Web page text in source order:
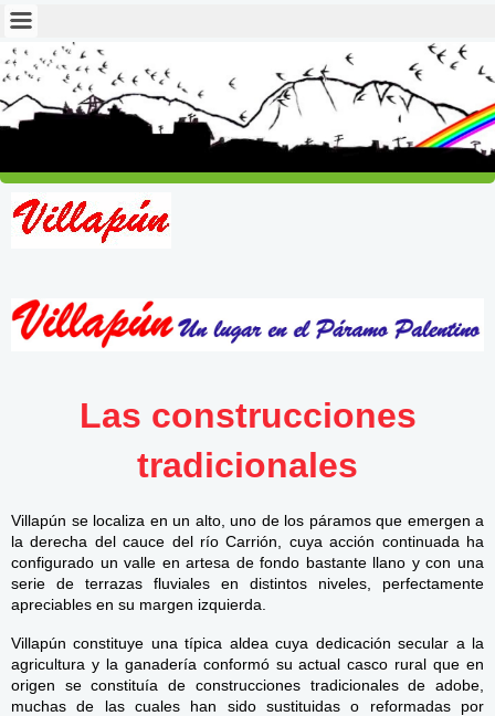
Las construcciones
tradicionales
Villapún se localiza en un alto, uno de los páramos que emergen a
la derecha del cauce del río Carrión, cuya acción continuada ha
configurado un valle en artesa de fondo bastante llano y con una
serie de terrazas fluviales en distintos niveles, perfectamente
apreciables en su margen izquierda.
Villapún constituye una típica aldea cuya dedicación secular a la
agricultura y la ganadería conformó su actual casco rural que en
origen se constituía de construcciones tradicionales de adobe,
muchas de las cuales han sido sustituidas o reformadas por